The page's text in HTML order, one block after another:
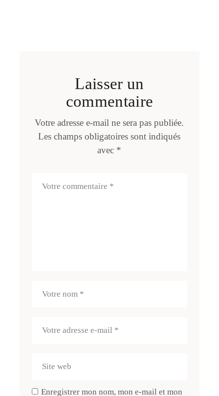
Laisser un
commentaire
Votre adresse e-mail ne sera pas publiée.
Les champs obligatoires sont indiqués
avec *
Enregistrer mon nom, mon e-mail et mon